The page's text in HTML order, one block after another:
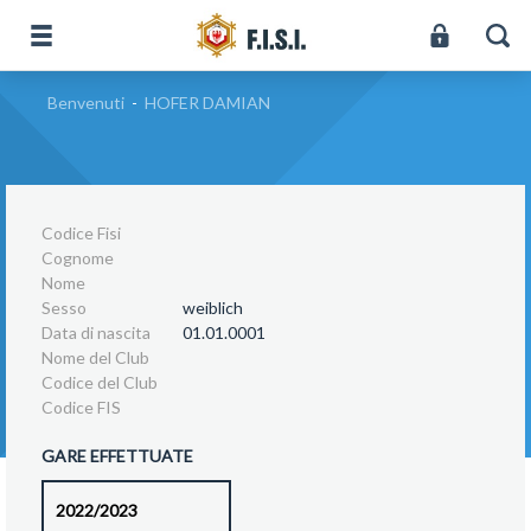
Benvenuti - HOFER DAMIAN
Codice Fisi
Cognome
Nome
Sesso
weiblich
Data di nascita
01.01.0001
Nome del Club
Codice del Club
Codice FIS
GARE EFFETTUATE